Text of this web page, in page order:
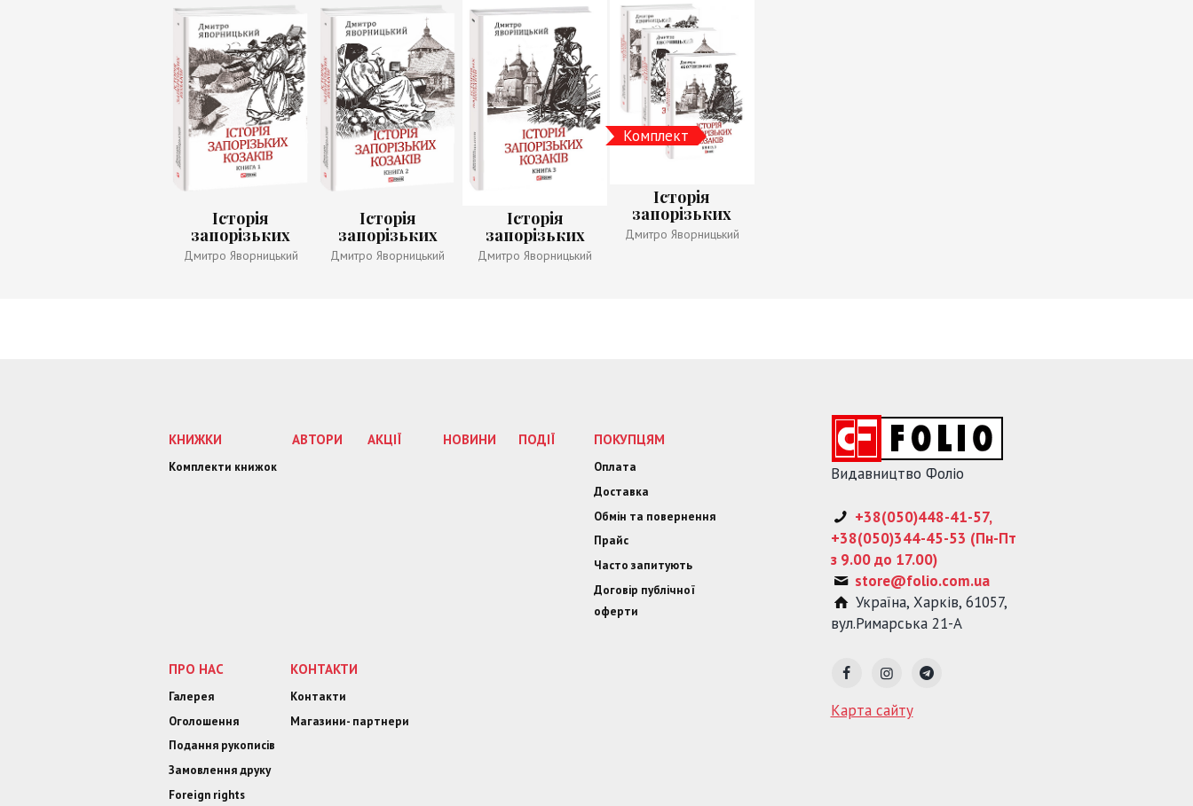
Історія
запорізьких
козаків. Книга 1
Дмитро Яворницький
Історія
запорізьких
козаків. Книга 2
Дмитро Яворницький
Історія
запорізьких
козаків. Книга 3
Дмитро Яворницький
Комплект
Історія
запорізьких
козаків в 3-х
томах
Дмитро Яворницький
КНИЖКИ
Комплекти книжок
АВТОРИ АКЦІЇ НОВИНИ ПОДІЇ ПОКУПЦЯМ
Оплата
Доставка
Обмін та повернення
Прайс
Часто запитують
Договір публічної
оферти
ПРО НАС
Галерея
Оголошення
Подання рукописів
Замовлення друку
Foreign rights
КОНТАКТИ
Контакти
Магазини- партнери
Видавництво Фоліо
+38(050)448-41-57,
+38(050)344-45-53 (Пн-Пт
з 9.00 до 17.00)
store@folio.com.ua
Україна,Харків,61057,
вул.Римарська 21-А
Карта сайту